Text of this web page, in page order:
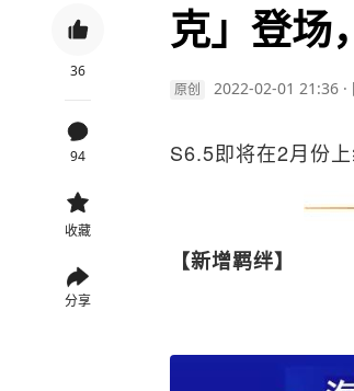
36
94
收藏
分享
克」登场
原创 2022-02-01 21:36 ·
S6.5即将在2月份
【新增羁绊】